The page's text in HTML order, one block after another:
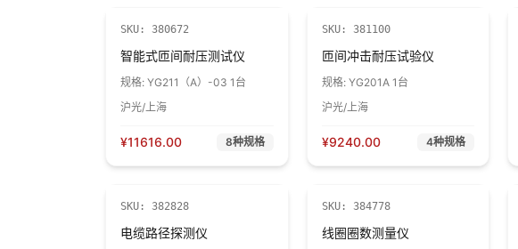
SKU: 380672
智能式匝间耐压测试仪
规格: YG211（A）-03 1台
沪光/上海
¥11616.00 8种规格
SKU: 381100
匝间冲击耐压试验仪
规格: YG201A 1台
沪光/上海
¥9240.00 4种规格
SKU: 382828
电缆路径探测仪
SKU: 384778
线圈圈数测量仪